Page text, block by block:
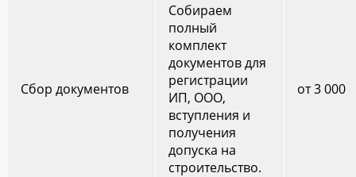
Сбор документов
Собираем
полный
комплект
документов для
регистрации
ИП, ООО,
вступления и
получения
допуска на
строительство.
от 3 000